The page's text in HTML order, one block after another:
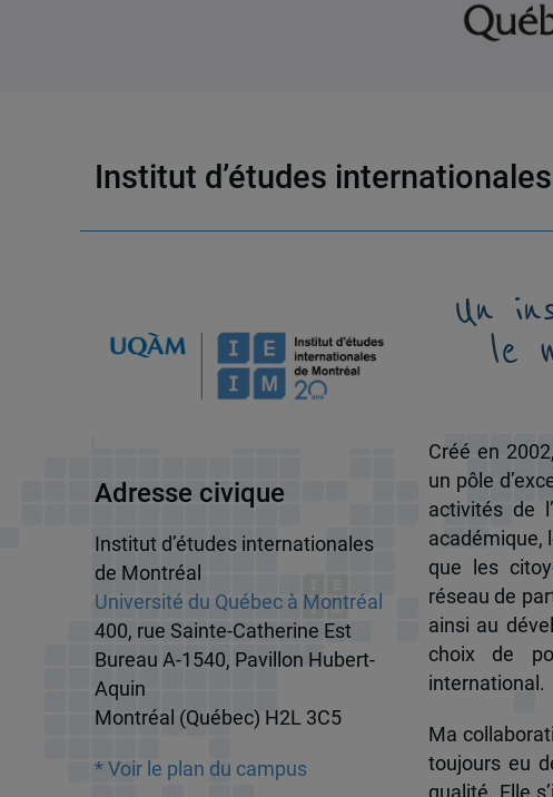
Institut d’études
Adresse civique
Institut d’études internationales
de Montréal
Université du Québec à Montréal
400, rue Sainte-Catherine Est
Bureau A-1540, Pavillon Hubert-
Aquin
Montréal (Québec) H2L 3C5
* Voir le plan du campus
Un
le
Créé en
un pôle
activités de
académique,
que les
réseau de
ainsi au
choix de
international.
Ma
toujours eu
qualité. Elle